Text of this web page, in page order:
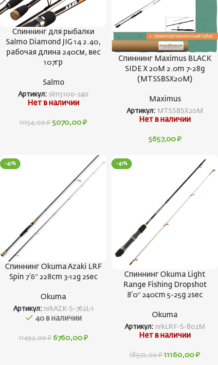
Спиннинг для рыбалки
Salmo Diamond JIG 14 2.40,
рабочая длина 240см, вес
107гр
Salmo
Артикул: slm3100-240
Нет в наличии
11154,00₽ 5070,00 ₽
Спиннинг Maximus BLACK
SIDE X 20M 2.0m 7-28g
(MTSSBSX20M)
Maximus
Артикул: MTSSBSX20M
Нет в наличии
5657,00 ₽
-41%
Спиннинг Okuma Azaki LRF
Spin 7’6″ 228cm 3-12g 2sec
Okuma
Артикул: nrkAZK-S-762L-1
40 в наличии
11492,00₽ 6760,00 ₽
-41%
Спиннинг Okuma Light
Range Fishing Dropshot
8’0″ 240cm 5-25g 2sec
Okuma
Артикул: nrkLRF-S-802M
Нет в наличии
18972,00₽ 11160,00 ₽